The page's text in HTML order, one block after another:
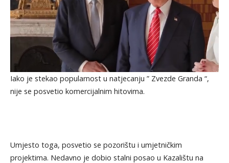
Iako je stekao popularnost u natjecanju ” Zvezde Granda “,
nije se posvetio komercijalnim hitovima.
Umjesto toga, posvetio se pozorištu i umjetničkim
projektima. Nedavno je dobio stalni posao u Kazalištu na